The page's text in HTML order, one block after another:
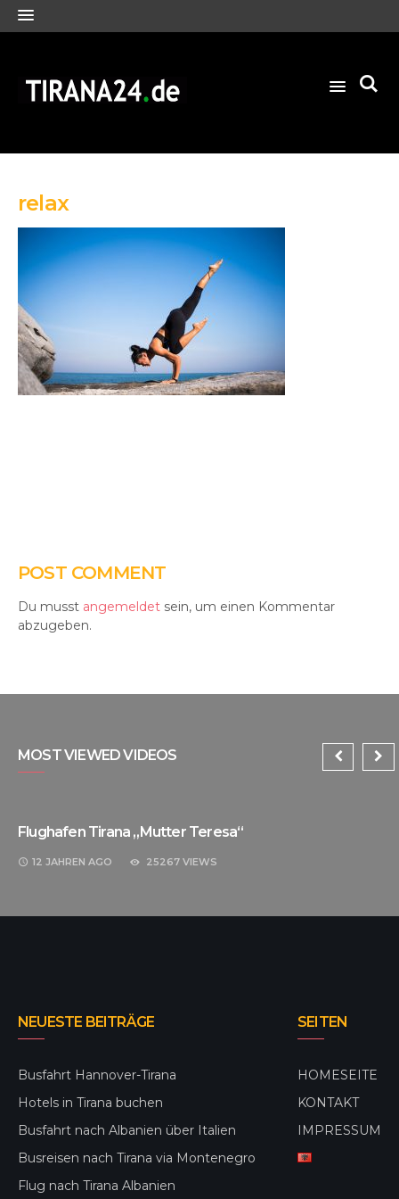
relax
POST COMMENT
Du musst angemeldet sein, um einen Kommentar
abzugeben.
MOST VIEWED VIDEOS
Flughafen Tirana „Mutter Teresa“
12 JAHREN AGO 25267 VIEWS
NEUESTE BEITRÄGE
Busfahrt Hannover-Tirana
Hotels in Tirana buchen
Busfahrt nach Albanien über Italien
Busreisen nach Tirana via Montenegro
Flug nach Tirana Albanien
SEITEN
HOMESEITE
KONTAKT
IMPRESSUM